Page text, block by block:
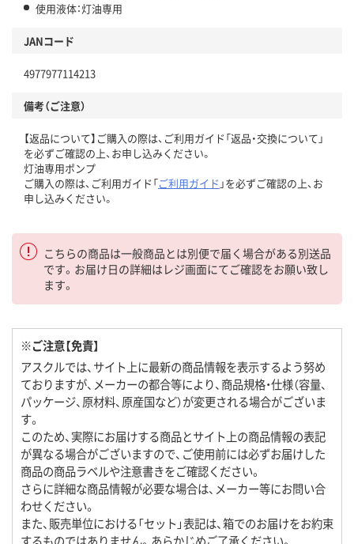
使用液体：灯油専用
JANコード
4977977114213
備考（ご注意）
【返品について】ご購入の際は、ご利用ガイド「返品・交換について」
を必ずご確認の上、お申し込みください。
灯油専用ポンプ
ご購入の際は、ご利用ガイド「ご利用ガイド 」を必ずご確認の上、お
申し込みください。
こちらの商品は一般商品とは別便で届く場合がある別送品
です。お届け日の詳細はレジ画面にてご確認をお願い致し
ます。
※ご注意【免責】
アスクルでは、サイト上に最新の商品情報を表示するよう努め
ておりますが、メーカーの都合等により、商品規格・仕様（容量、
パッケージ、原材料、原産国など）が変更される場合がございま
す。
このため、実際にお届けする商品とサイト上の商品情報の表記
が異なる場合がございますので、ご使用前には必ずお届けした
商品の商品ラベルや注意書きをご確認ください。
さらに詳細な商品情報が必要な場合は、メーカー等にお問い合
わせください。
また、販売単位における「セット」表記は、箱でのお届けをお約束
するものではありません。あらかじめご了承ください。